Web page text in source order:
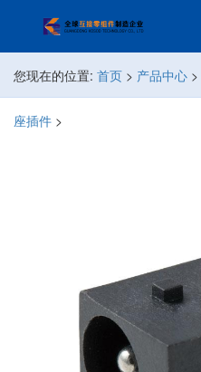
您现在的位置: 首页 > 产品中心 >
座插件 >